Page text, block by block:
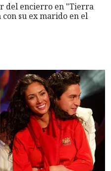
del encierro en "Tierra
su ex marido en el